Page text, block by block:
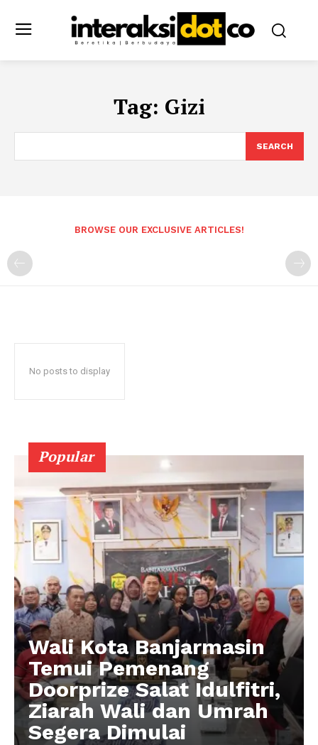
Tag: Gizi
SEARCH
BROWSE OUR EXCLUSIVE ARTICLES!
No posts to display
Popular
Wali Kota Banjarmasin
Temui Pemenang
Doorprize Salat Idulfitri,
Ziarah Wali dan Umrah
Segera Dimulai